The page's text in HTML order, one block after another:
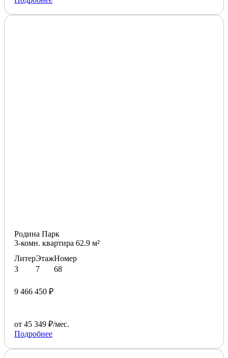
Родина Парк
3-комн. квартира 62.9 м²
Литер
3
Этаж
7
Номер
68
9 466 450 ₽
от 45 349 ₽/мес.
Подробнее